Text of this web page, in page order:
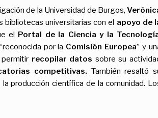
de la Universidad de Burgos,
bibliotecas universitarias con el apoyo de
el Portal de la Ciencia y la
por la Comisión Europea” y
recopilar datos sobre su
competitivas. También resaltó
la producción científica de la comunidad.